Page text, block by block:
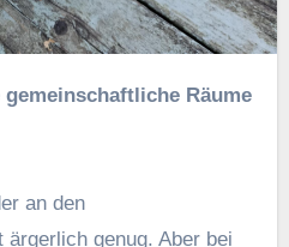
an den
genug. Aber bei